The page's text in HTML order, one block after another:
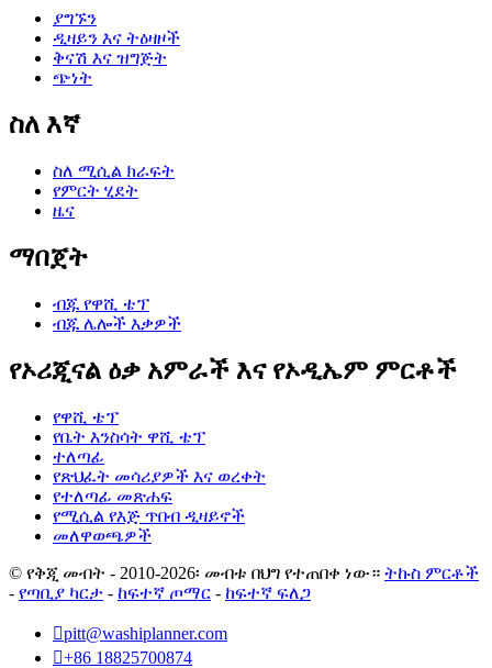
ያግኙን
ዲዛይን እና ትዕዛዞች
ቅናሽ እና ዝግጅት
ጭነት
ስለ እኛ
ስለ ሚሲል ክራፍት
የምርት ሂደት
ዜና
ማበጀት
ብጁ የዋሺ ቴፕ
ብጁ ሌሎች እቃዎች
የኦሪጂናል ዕቃ አምራች እና የኦዲኤም ምርቶች
የዋሺ ቴፕ
የቤት እንስሳት ዋሺ ቴፕ
ተለጣፊ
የጽህፈት መሳሪያዎች እና ወረቀት
የተለጣፊ መጽሐፍ
የሚሲል የእጅ ጥበብ ዲዛይኖች
መለዋወጫዎች
© የቅጂ መብት - 2010-2026፡ መብቱ በህግ የተጠበቀ ነው። ትኩስ ምርቶች
- የጣቢያ ካርታ - ከፍተኛ ጦማር - ከፍተኛ ፍለጋ
pitt@washiplanner.com
+86 18825700874